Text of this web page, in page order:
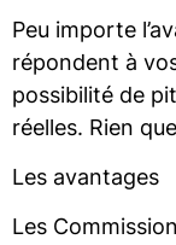
Peu importe
répondent à
possibilité de
réelles. Rien
Les avantages
Les